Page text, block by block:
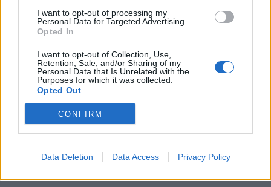
I want to opt-out of processing my
Personal Data for Targeted Advertising.
Opted In
I want to opt-out of Collection, Use,
Retention, Sale, and/or Sharing of my
Personal Data that Is Unrelated with the
Purposes for which it was collected.
Opted Out
CONFIRM
Data Deletion Data Access Privacy Policy
Laisser un commentaire
Votre adresse e-mail ne sera pas publiée.
obligatoires sont indiqués avec
COMMENTAIRE*